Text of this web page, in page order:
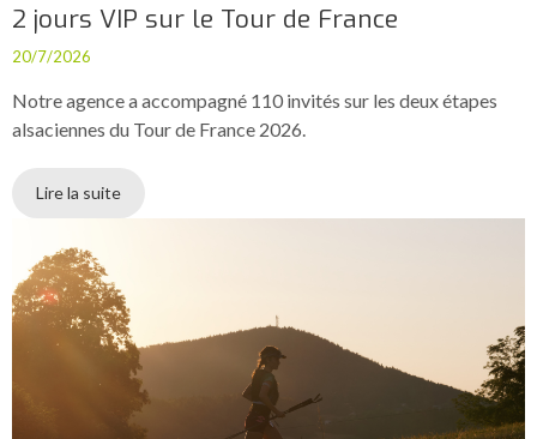
2 jours VIP sur le Tour de France
20/7/2026
Notre agence a accompagné 110 invités sur les deux étapes
alsaciennes du Tour de France 2026.
Lire la suite